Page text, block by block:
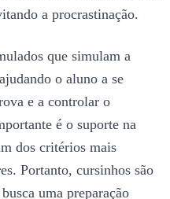
a procrastinação.
que simulam a
o aluno a se
e a controlar o
é o suporte na
dos critérios mais
Portanto, cursinhos são
uma preparação